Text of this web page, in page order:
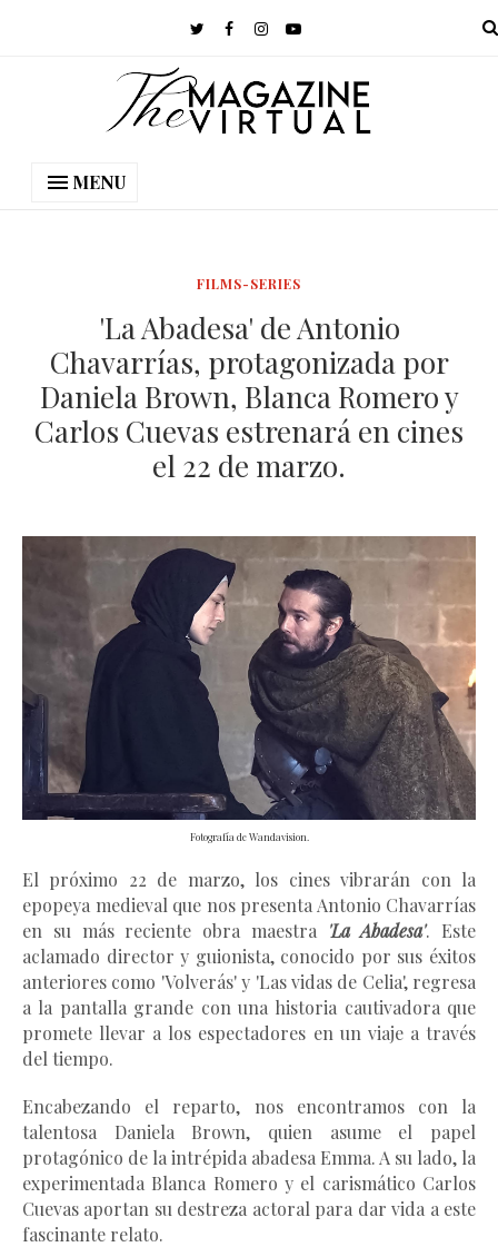
MENU
FILMS-SERIES
'La Abadesa' de Antonio
Chavarrías, protagonizada por
Daniela Brown, Blanca Romero y
Carlos Cuevas estrenará en cines
el 22 de marzo.
Fotografía de Wandavision.
El próximo 22 de marzo, los cines vibrarán con la
epopeya medieval que nos presenta Antonio Chavarrías
en su más reciente obra maestra
'La Abadesa'. Este
aclamado director y guionista, conocido por sus éxitos
anteriores como 'Volverás' y 'Las vidas de Celia', regresa
a la pantalla grande con una historia cautivadora que
promete llevar a los espectadores en un viaje a través
del tiempo.
Encabezando el reparto, nos encontramos con la
talentosa Daniela Brown, quien asume el papel
protagónico de la intrépida abadesa Emma. A su lado, la
experimentada Blanca Romero y el carismático Carlos
Cuevas aportan su destreza actoral para dar vida a este
fascinante relato.